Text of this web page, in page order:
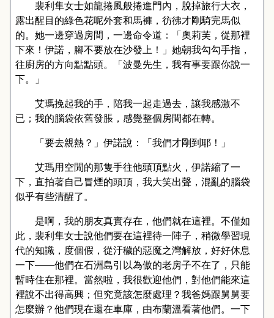
裴利隼女士如龍捲風般捲進門內，脫掉旅行大衣，
露出醒目的綠色花呢外套和馬褲，彷彿才剛騎完馬似
的。她一邊穿過房間，一邊命令道：「奧莉芙，從那裡
下來！伊諾，腳不要放在沙發上！」她朝我勾勾手指，
往廚房的方向點點頭。「波曼先生，我有事要跟你說一
下。」
艾瑪挽起我的手，陪我一起走過去，讓我感激不
已；我的腦袋依舊發脹，感覺整個房間都在轉。
「要去親熱？」伊諾說：「我們才剛到耶！」
艾瑪用空閒的那隻手往他頭頂點火，伊諾縮了一
下，直拍著自己冒煙的頭頂，我大笑出聲，混亂的腦袋
似乎有些清醒了。
是啊，我的朋友真實存在，他們就在這裡。不僅如
此，裴利隼女士說他們要在這裡待一陣子，稍微學習現
代的知識，度個假，從汙穢的惡魔之灣解放，好好休息
一下——他們在石洲島引以為傲的老房子不在了，只能
暫時住在那裡。當然啦，我很歡迎他們，對他們能來這
裡說不出得高興；但究竟該怎麼處理？我爸媽跟舅舅要
怎麼辦？他們現在還在車庫，由布蘭溫看著他們。一下